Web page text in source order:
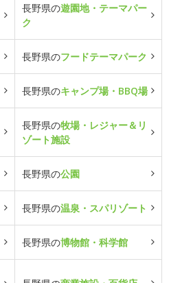
長野県の遊園地・テーマパー
ク
長野県のフードテーマパーク
長野県のキャンプ場・BBQ場
長野県の牧場・レジャー＆リ
ゾート施設
長野県の公園
長野県の温泉・スパリゾート
長野県の博物館・科学館